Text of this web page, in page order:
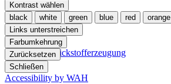
Stickstofferzeugung
Kontrast wählen
black
white green blue red orange
Links unterstreichen
Farbumkehrung
Zurücksetzen
Schließen
Accessibility by WAH